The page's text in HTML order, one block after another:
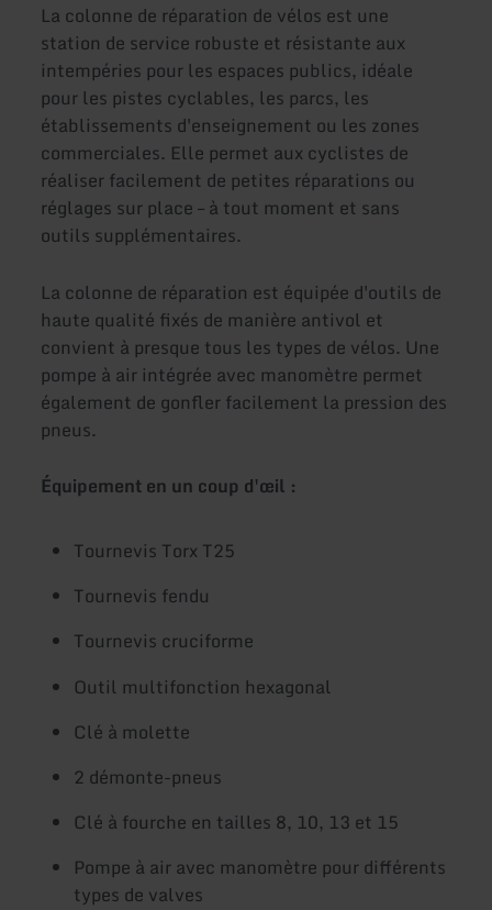
La colonne de réparation de vélos est une
station de service robuste et résistante aux
intempéries pour les espaces publics, idéale
pour les pistes cyclables, les parcs, les
établissements d'enseignement ou les zones
commerciales. Elle permet aux cyclistes de
réaliser facilement de petites réparations ou
réglages sur place – à tout moment et sans
outils supplémentaires.
La colonne de réparation est équipée d'outils de
haute qualité fixés de manière antivol et
convient à presque tous les types de vélos. Une
pompe à air intégrée avec manomètre permet
également de gonfler facilement la pression des
pneus.
Équipement en un coup d'œil :
Tournevis Torx T25
Tournevis fendu
Tournevis cruciforme
Outil multifonction hexagonal
Clé à molette
2 démonte-pneus
Clé à fourche en tailles 8, 10, 13 et 15
Pompe à air avec manomètre pour différents
types de valves